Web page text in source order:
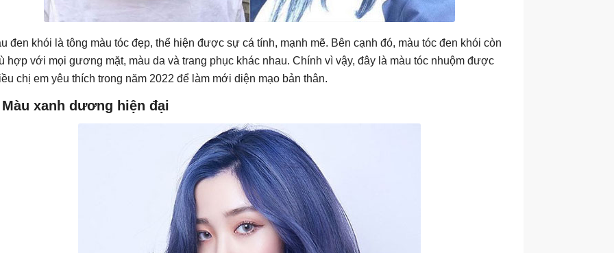
đen khói là tông màu tóc đẹp, thể hiện được sự cá tính, mạnh mẽ. Bên cạnh đó, màu tóc đen khói còn
hợp với mọi gương mặt, màu da và trang phục khác nhau. Chính vì vậy, đây là màu tóc nhuộm được
chị em yêu thích trong năm 2022 để làm mới diện mạo bản thân.
xanh dương hiện đại